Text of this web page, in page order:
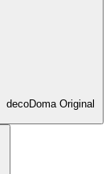
decoDoma Original